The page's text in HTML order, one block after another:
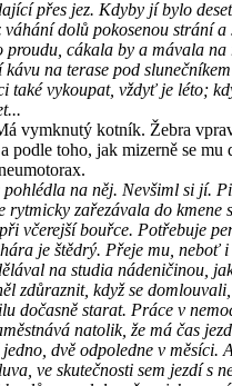
přes jez. Kdyby jí bylo
váhání dolů pokosenou strání a
proudu, cákala by a mávala na
na terase pod
také vykoupat, vždyť je léto;
vymknutý kotník. Žebra
podle toho, jak mizerně se mu
pohlédla na něj. Nevšiml si jí.
rytmicky zařezávala do kmene
včerejší bouřce. Potřebuje
je štědrý. Přeje mu, neboť i
na studia nádeničinou,
zdůraznit, když se
dočasně starat. Práce v
natolik, že má čas
dvě odpoledne v měsíci.
ve skutečnosti sem jezdí s